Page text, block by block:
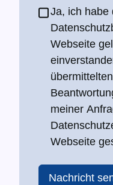
Ja, ich habe
Webseite
meiner
Webseite
Nachricht